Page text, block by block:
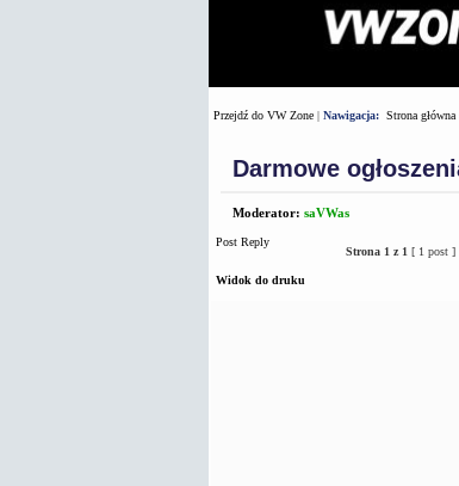
Przejdź do VW Zone| Nawigacja: Strona główna
Darmowe
Moderator: saVWas
Post Reply
Strona 1 z 1 [ 1 post ]
Widok do druku